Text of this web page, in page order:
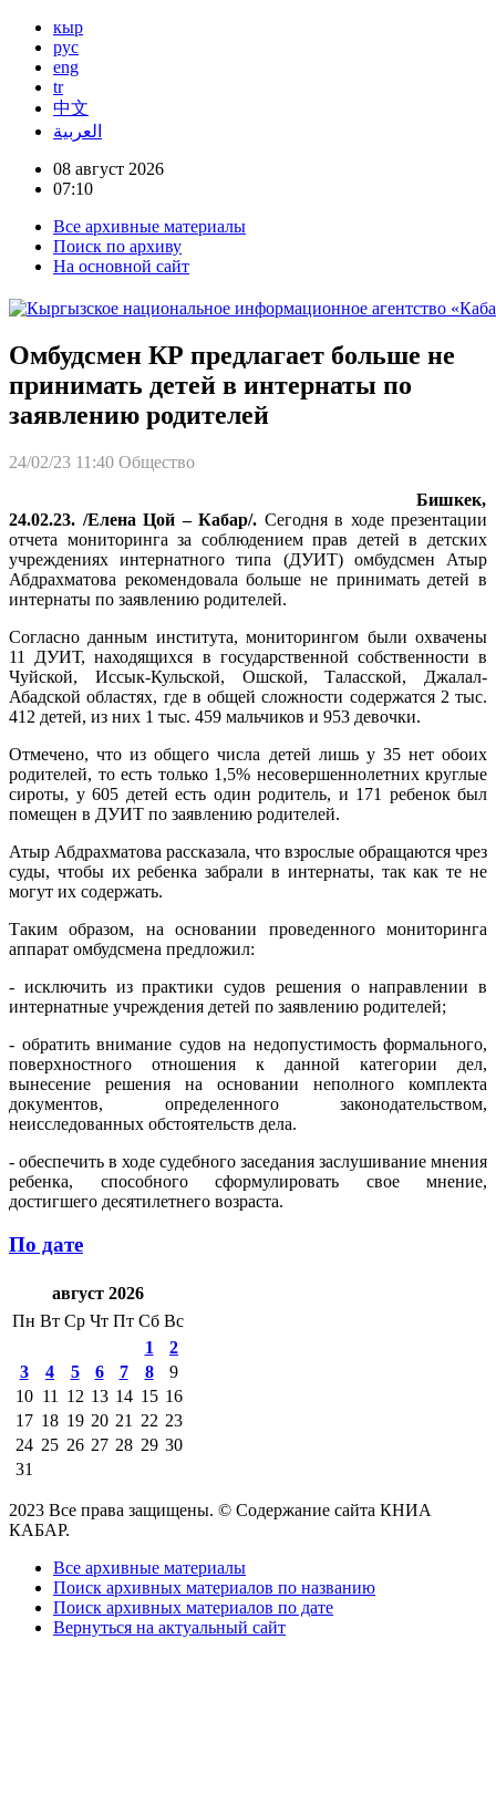
кыр
рус
eng
tr
中文
العربية
08 август 2026
07:10
Все архивные материалы
Поиск по архиву
На основной сайт
Омбудсмен КР предлагает больше не
принимать детей в интернаты по
заявлению родителей
24/02/23 11:40 Общество
Бишкек,
24.02.23. /Елена Цой – Кабар/. Сегодня в ходе презентации
отчета мониторинга за соблюдением прав детей в детских
учреждениях интернатного типа (ДУИТ) омбудсмен Атыр
Абдрахматова рекомендовала больше не принимать детей в
интернаты по заявлению родителей.
Согласно данным института, мониторингом были охвачены
11 ДУИТ, находящихся в государственной собственности в
Чуйской, Иссык-Кульской, Ошской, Таласской, Джалал-
Абадской областях, где в общей сложности содержатся 2 тыс.
412 детей, из них 1 тыс. 459 мальчиков и 953 девочки.
Отмечено, что из общего числа детей лишь у 35 нет обоих
родителей, то есть только 1,5% несовершеннолетних круглые
сироты, у 605 детей есть один родитель, и 171 ребенок был
помещен в ДУИТ по заявлению родителей.
Атыр Абдрахматова рассказала, что взрослые обращаются чрез
суды, чтобы их ребенка забрали в интернаты, так как те не
могут их содержать.
Таким образом, на основании проведенного мониторинга
аппарат омбудсмена предложил:
- исключить из практики судов решения о направлении в
интернатные учреждения детей по заявлению родителей;
- обратить внимание судов на недопустимость формального,
поверхностного отношения к данной категории дел,
вынесение решения на основании неполного комплекта
документов, определенного законодательством,
неисследованных обстоятельств дела.
- обеспечить в ходе судебного заседания заслушивание мнения
ребенка, способного сформулировать свое мнение,
достигшего десятилетнего возраста.
По дате
август 2026
Пн Вт Ср Чт Пт Сб Вс
1
2
3
4 5 6 7 8
9
10 11 12 13 14 15 16
17 18 19 20 21 22 23
24 25 26 27 28 29 30
31
2023 Все права защищены. © Содержание сайта КНИА
КАБАР.
Все архивные материалы
Поиск архивных материалов по названию
Поиск архивных материалов по дате
Вернуться на актуальный сайт